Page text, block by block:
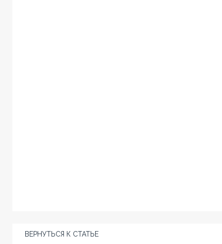
ВЕРНУТЬСЯ К СТАТЬЕ